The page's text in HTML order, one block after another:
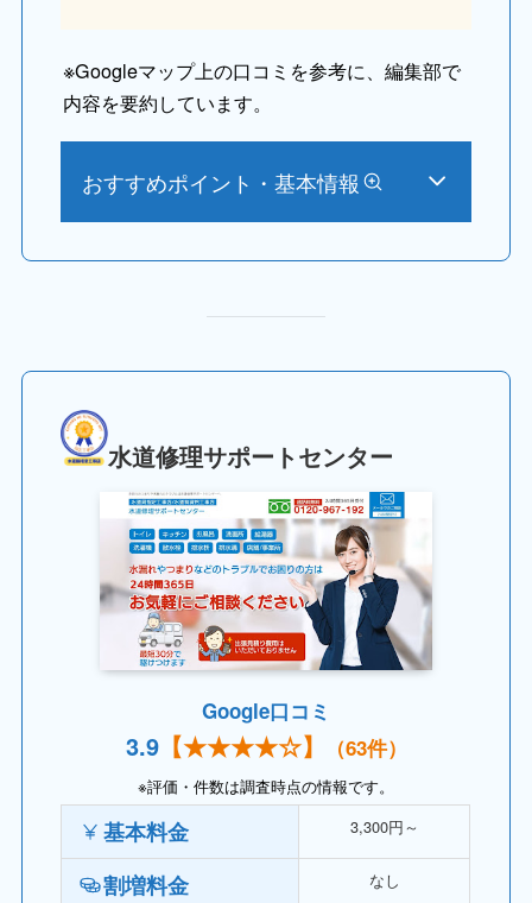
※Googleマップ上の口コミを参考に、編集部で
内容を要約しています。
おすすめポイント・基本情報
水道修理サポートセンター
Google口コミ
3.9【★★★★☆】 （63件）
※評価・件数は調査時点の情報です。
基本料金 3,300円～
割増料金 なし